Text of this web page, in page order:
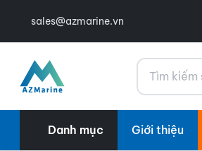
sales@azmarine.vn
Tìm kiếm
Danh mục Giới thiệu